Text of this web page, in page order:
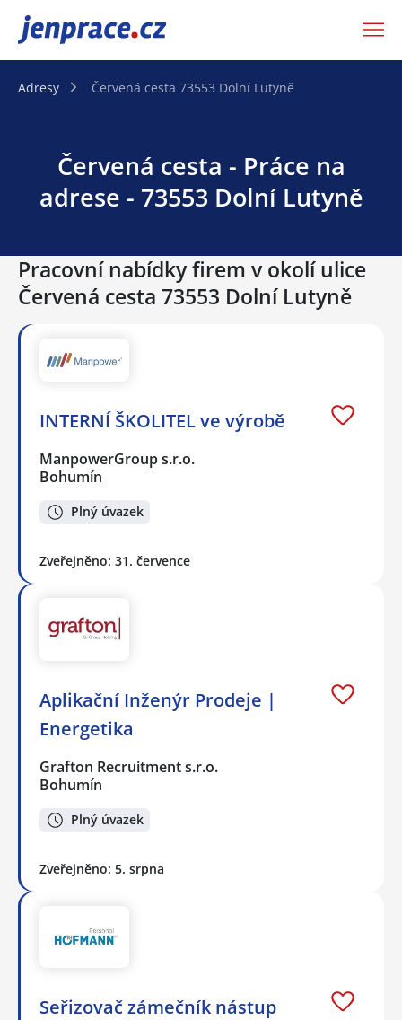
JenPráce.cz
Adresy Červená cesta 73553 Dolní Lutyně
Červená cesta - Práce na
adrese - 73553 Dolní Lutyně
Pracovní nabídky firem v okolí ulice
Červená cesta 73553 Dolní Lutyně
INTERNÍ ŠKOLITEL ve výrobě
ManpowerGroup s.r.o.
Bohumín
Plný úvazek
Zveřejněno: 31. července
Aplikační Inženýr Prodeje |
Energetika
Grafton Recruitment s.r.o.
Bohumín
Plný úvazek
Zveřejněno: 5. srpna
Seřizovač zámečník nástup